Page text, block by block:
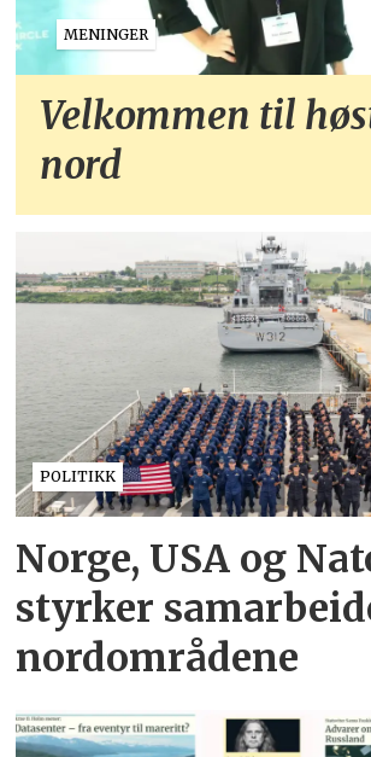
MENINGER
Velkommen til
nord
POLITIKK
Norge, USA og
styrker
nordområdene